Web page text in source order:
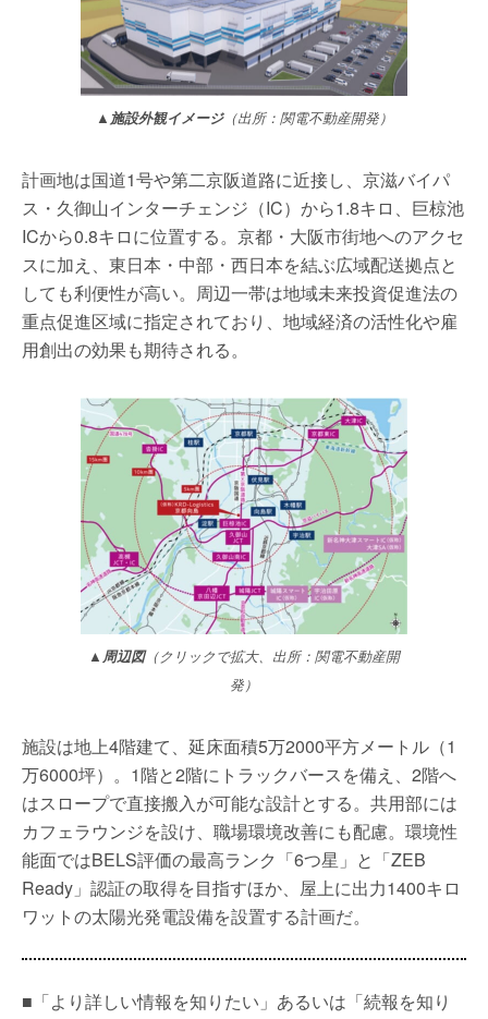
▲施設外観イメージ（出所：関電不動産開発）
計画地は国道1号や第二京阪道路に近接し、京滋バイパ
ス・久御山インターチェンジ（IC）から1.8キロ、巨椋池
ICから0.8キロに位置する。京都・大阪市街地へのアクセ
スに加え、東日本・中部・西日本を結ぶ広域配送拠点と
しても利便性が高い。周辺一帯は地域未来投資促進法の
重点促進区域に指定されており、地域経済の活性化や雇
用創出の効果も期待される。
▲周辺図（クリックで拡大、出所：関電不動産開
発）
施設は地上4階建て、延床面積5万2000平方メートル（1
万6000坪）。1階と2階にトラックバースを備え、2階へ
はスロープで直接搬入が可能な設計とする。共用部には
カフェラウンジを設け、職場環境改善にも配慮。環境性
能面ではBELS評価の最高ランク「6つ星」と「ZEB
Ready」認証の取得を目指すほか、屋上に出力1400キロ
ワットの太陽光発電設備を設置する計画だ。
■「より詳しい情報を知りたい」あるいは「続報を知り